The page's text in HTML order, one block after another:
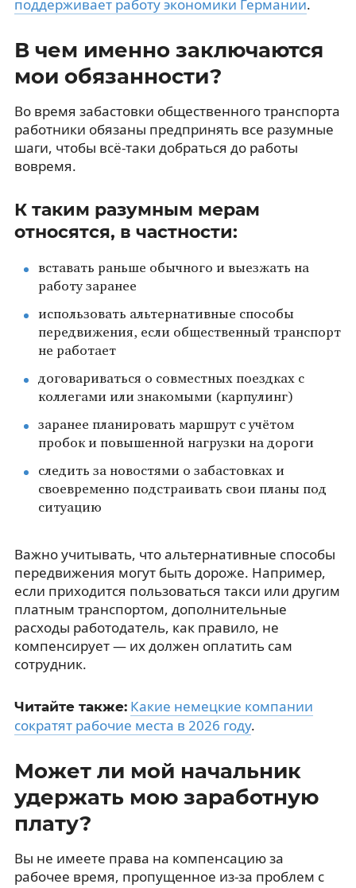
поддерживает работу экономики Германии.
В чем именно заключаются
мои обязанности?
Во время забастовки общественного транспорта
работники обязаны предпринять все разумные
шаги, чтобы всё-таки добраться до работы
вовремя.
К таким разумным мерам
относятся, в частности:
вставать раньше обычного и выезжать на
работу заранее
использовать альтернативные способы
передвижения, если общественный транспорт
не работает
договариваться о совместных поездках с
коллегами или знакомыми (карпулинг)
заранее планировать маршрут с учётом
пробок и повышенной нагрузки на дороги
следить за новостями о забастовках и
своевременно подстраивать свои планы под
ситуацию
Важно учитывать, что альтернативные способы
передвижения могут быть дороже. Например,
если приходится пользоваться такси или другим
платным транспортом, дополнительные
расходы работодатель, как правило, не
компенсирует — их должен оплатить сам
сотрудник.
Читайте также: Какие немецкие компании
сократят рабочие места в 2026 году.
Может ли мой начальник
удержать мою заработную
плату?
Вы не имеете права на компенсацию за
рабочее время, пропущенное из-за проблем с